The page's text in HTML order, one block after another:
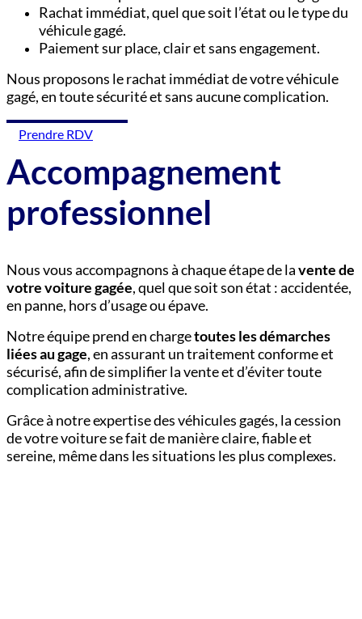
Rachat immédiat, quel que soit l’état ou le type du
véhicule gagé.
Paiement sur place, clair et sans engagement.
Nous proposons le rachat immédiat de votre véhicule
gagé, en toute sécurité et sans aucune complication.
Prendre RDV
Accompagnement
professionnel
Nous vous accompagnons à chaque étape de lavente de
votre voiture gagée, quel que soit son état : accidentée,
en panne, hors d’usage ou épave.
Notre équipe prend en chargetoutes les démarches
liées au gage, en assurant un traitement conforme et
sécurisé, afin de simplifier la vente et d’éviter toute
complication administrative.
Grâce à notre expertise des véhicules gagés, la cession
de votre voiture se fait de manière claire, fiable et
sereine, même dans les situations les plus complexes.